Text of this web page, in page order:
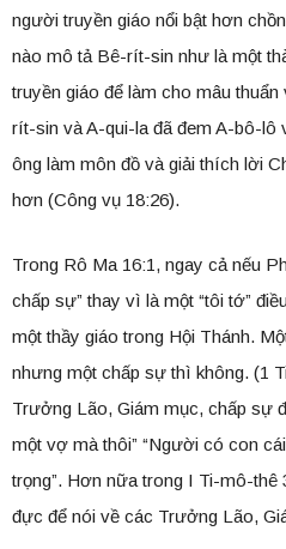
người truyền giáo nổi bật hơn
nào mô tả Bê-rít-sin như là một
truyền giáo để làm cho mâu
rít-sin và A-qui-la đã đem A-bô-lô
ông làm môn đồ và giải thích lời
hơn (Công vụ 18:26).
Trong Rô Ma 16:1, ngay cả nếu
chấp sự” thay vì là một “tôi tớ”
một thầy giáo trong Hội Thánh.
nhưng một chấp sự thì không. (1
Trưởng Lão, Giám mục, chấp sự
một vợ mà thôi” “Người có con
trọng”. Hơn nữa trong I Ti-mô-thê
đực để nói về các Trưởng Lão,